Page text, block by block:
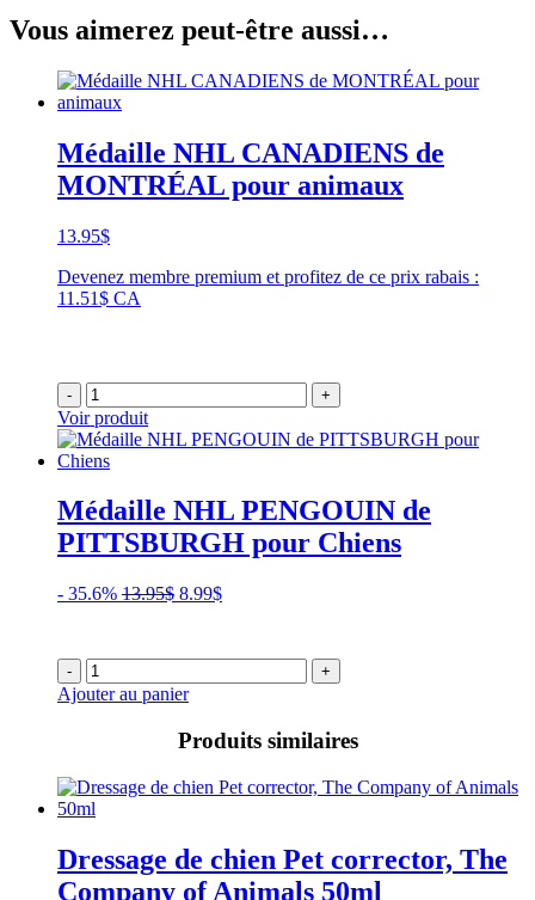
Vous aimerez peut-être aussi…
Médaille NHL CANADIENS de
MONTRÉAL pour animaux
13.95$
Devenez membre premium et profitez de ce prix rabais :
11.51$ CA
- +
Voir produit
Médaille NHL PENGOUIN de
PITTSBURGH pour Chiens
- 35.6% 13.95$ Le
était :
13.95$.
8.99$Le
est :
8.99$.
- +
Ajouter au panier
Produits similaires
Dressage de chien Pet corrector, The
Company of Animals 50ml